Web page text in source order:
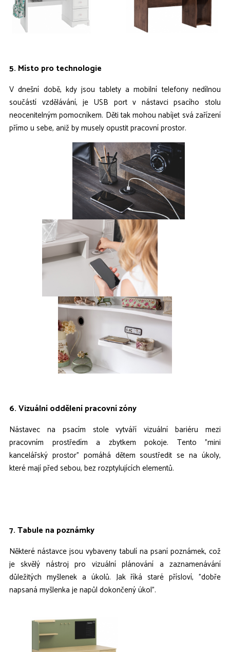
5. Místo pro technologie
V dnešní době, kdy jsou tablety a mobilní telefony nedílnou
součástí vzdělávání, je USB port v nástavci psacího stolu
neocenitelným pomocníkem. Děti tak mohou nabíjet svá zařízení
přímo u sebe, aniž by musely opustit pracovní prostor.
6. Vizuální oddělení pracovní zóny
Nástavec na psacím stole vytváří vizuální bariéru mezi
pracovním prostředím a zbytkem pokoje. Tento "mini
kancelářský prostor" pomáhá dětem soustředit se na úkoly,
které mají před sebou, bez rozptylujících elementů.
7. Tabule na poznámky
Některé nástavce jsou vybaveny tabulí na psaní poznámek, což
je skvělý nástroj pro vizuální plánování a zaznamenávání
důležitých myšlenek a úkolů. Jak říká staré přísloví, "dobře
napsaná myšlenka je napůl dokončený úkol".